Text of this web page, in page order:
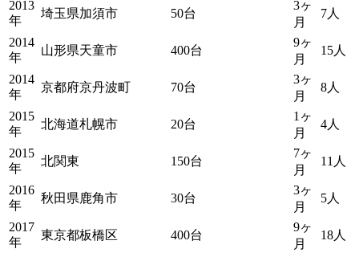
2013
年
埼玉県加須市 50台
3ヶ
月
7人
2014
年
山形県天童市 400台
9ヶ
月
15人
2014
年
京都府京丹波町 70台
3ヶ
月
8人
2015
年
北海道札幌市 20台
1ヶ
月
4人
2015
年
北関東 150台
7ヶ
月
11人
2016
年
秋田県鹿角市 30台
3ヶ
月
5人
2017
年
東京都板橋区 400台
9ヶ
月
18人